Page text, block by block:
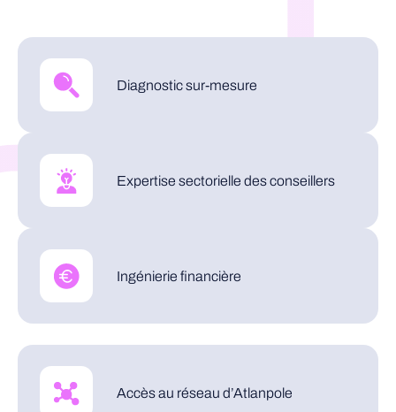
Diagnostic sur-mesure
Expertise sectorielle des conseillers
Ingénierie financière
Accès au réseau d’Atlanpole